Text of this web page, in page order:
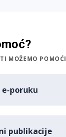
MOŽEMO POMOĆI
e-poruku
publikacije